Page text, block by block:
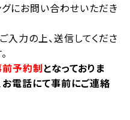
にお問い合わせいただき
力の上、送信してくださ
予約制となっておりま
お電話にて事前にご連絡